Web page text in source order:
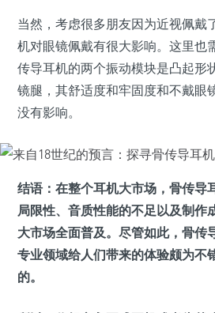
当然，考虑很多朋友因为近视佩戴
机对眼镜佩戴有很大影响。这里也
传导耳机的两个振动模块是凸起形
镜腿，其舒适度和牢固度和不戴眼
没有影响。
结语： 在整个耳机大市场，骨传导
局限性、音质性能的不足以及制作
大市场全面普及。尽管如此，骨传
专业领域给人们带来的体验颇为不
的。